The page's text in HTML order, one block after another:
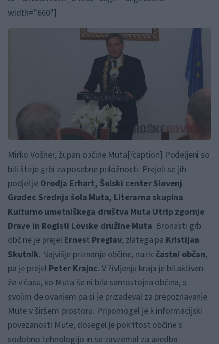
width="660"]
Mirko Vošner, župan občine Muta[/caption] Podeljeni so
bili štirje grbi za posebne priložnosti. Prejeli so jih
podjetje Orodja Erhart, Šolski center Slovenj
Gradec Srednja šola Muta, Literarna skupina
Kulturno umetniškega društva Muta Utrip zgornje
Drave in Rogisti Lovske družine Muta. Bronasti grb
občine je prejel Ernest Preglav, zlatega pa Kristijan
Skutnik. Najvišje priznanje občine, naziv častni občan,
pa je prejel Peter Krajnc. V življenju kraja je bil aktiven
že v času, ko Muta še ni bila samostojna občina, s
svojim delovanjem pa si je prizadeval za prepoznavanje
Mute v širšem prostoru. Pripomogel je k informacijski
povezanosti Mute, dosegel je pokritost občine s
sodobno tehnologijo in se zavzemal za uvedbo